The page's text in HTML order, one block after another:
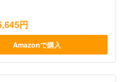
円
Amazonで購入